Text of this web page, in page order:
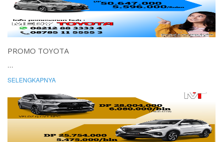
PROMO TOYOTA
...
SELENGKAPNYA